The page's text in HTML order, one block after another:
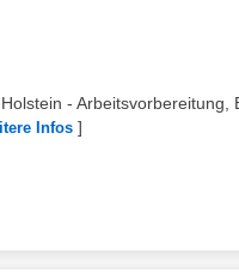
- Arbeitsvorbereitung,
Infos ]